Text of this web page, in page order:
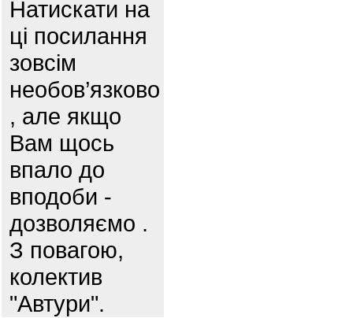
Натискати на
ці посилання
зовсім
необов’язково
, але якщо
Вам щось
впало до
вподоби -
дозволяємо .
З повагою,
колектив
"Автури".